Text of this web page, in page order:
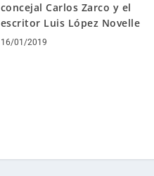
concejal Carlos Zarco y el
escritor Luis López Novelle
16/01/2019